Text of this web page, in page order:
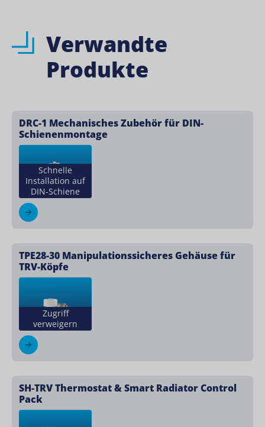
Verwandte
Produkte
DRC-1 Mechanisches Zubehör für DIN-
Schienenmontage
Schnelle
Installation auf
DIN-Schiene
TPE28-30 Manipulationssicheres Gehäuse für
TRV-Köpfe
Zugriff
verweigern
SH-TRV Thermostat & Smart Radiator Control
Pack